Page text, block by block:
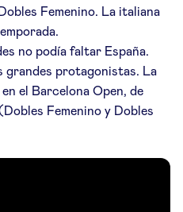
Femenino. La italiana
no podía faltar España.
grandes protagonistas. La
el Barcelona Open, de
Femenino y Dobles